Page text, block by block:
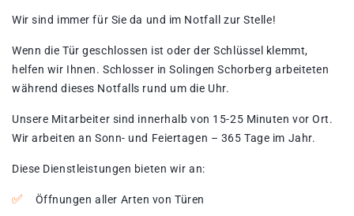
Wir sind immer für Sie da und im Notfall zur Stelle!
Wenn die Tür geschlossen ist oder der Schlüssel klemmt,
helfen wir Ihnen. Schlosser in Solingen Schorberg arbeiteten
während dieses Notfalls rund um die Uhr.
Unsere Mitarbeiter sind innerhalb von 15-25 Minuten vor Ort.
Wir arbeiten an Sonn- und Feiertagen – 365 Tage im Jahr.
Diese Dienstleistungen bieten wir an:
Öffnungen aller Arten von Türen